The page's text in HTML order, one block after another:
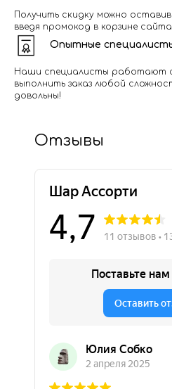
Получить скидку можно
введя промокод в корзине
Опытные
Наши специалисты работают с
выполнить заказ любой
довольны!
Отзывы